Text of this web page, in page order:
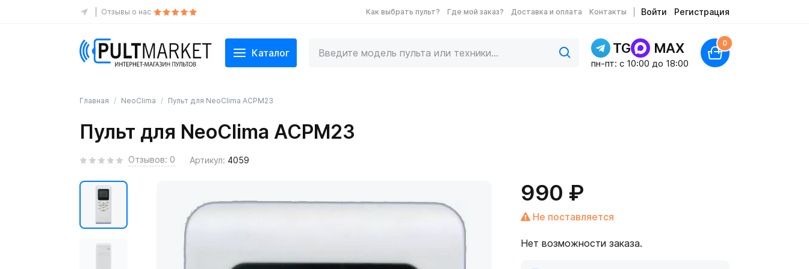
Отзывы о нас Как выбрать пульт? Где мой заказ? Доставка и оплата Контакты Войти Регистрация
Каталог TG MAX
пн-пт: c 10:00 до 18:00
0
Главная NeoClima Пульт для NeoClima ACPM23
Пульт для NeoClima ACPM23
Отзывов: 0 Артикул: 4059
990 ₽
Не поставляется
Нет возможности заказа.